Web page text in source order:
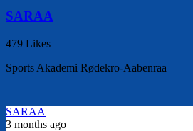
SARAA
479 Likes
Sports Akademi Rødekro-Aabenraa
SARAA
3 months ago